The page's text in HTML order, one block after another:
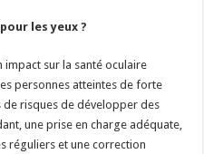
les yeux ?
sur la santé oculaire
personnes atteintes de forte
de risques de développer des
une prise en charge adéquate,
réguliers et une correction